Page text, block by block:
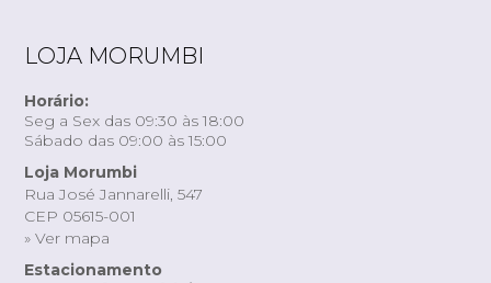
LOJA MORUMBI
Horário:
Seg a Sex das 09:30 às 18:00
Sábado das 09:00 às 15:00
Loja Morumbi
Rua José Jannarelli, 547
CEP 05615-001
» Ver mapa
Estacionamento